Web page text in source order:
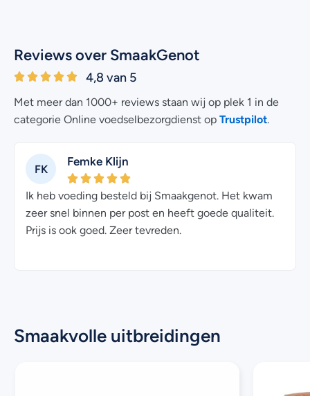
Reviews over SmaakGenot
4,8 van 5
Met meer dan 1000+ reviews staan wij op plek 1 in de
categorie Online voedselbezorgdienst op Trustpilot
FK
Femke Klijn
Ik heb voeding besteld bij Smaakgenot. Het kwam
zeer snel binnen per post en heeft goede qualiteit.
Prijs is ook goed. Zeer tevreden.
Smaakvolle uitbreidingen